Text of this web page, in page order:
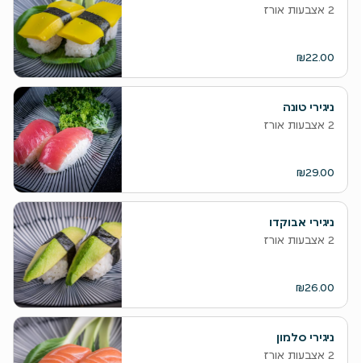
2 אצבעות אורז
₪22.00
ניגירי טונה
2 אצבעות אורז
₪29.00
ניגירי אבוקדו
2 אצבעות אורז
₪26.00
ניגירי סלמון
2 אצבעות אורז